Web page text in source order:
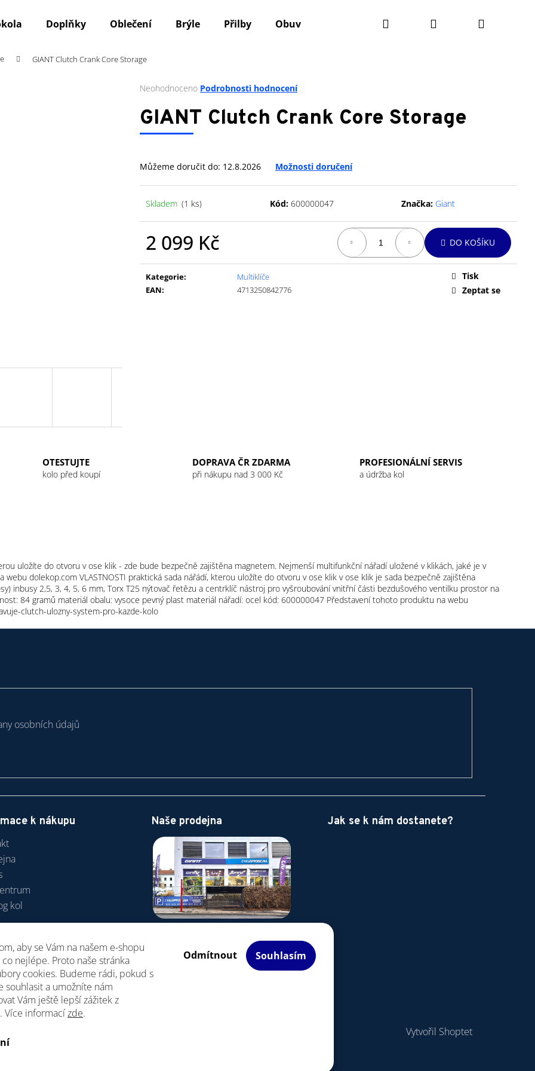
aby se Vám na našem e-shopu
nejlépe. Proto naše stránka
cookies. Budeme rádi, pokud s
souhlasit a umožníte nám
Vám ještě lepší zážitek z
Více informacízde.
Odmítnout Souhlasím
Doplňky Oblečení Brýle Přilby Obuv Výživa Údržba kola
Hledat PřihlášeníNákupní
GIANT Clutch Crank Core Storage
Průměrné
produktu
je
0,0
hvězdiček.
Neohodnoceno Podrobnosti hodnocení
GIANT Clutch Crank Core Storage
Můžeme doručit do: 12.8.2026 Možnosti doručení
Skladem (1 ks) Kód: 600000047 Značka: Giant
2 099 Kč DO KOŠÍKU
Kategorie:
Multiklíče
EAN: 4713250842776
Tisk
Zeptat se
OTESTUJTE
kolo před koupí
DOPRAVA ČR ZDARMA
při nákupu nad 3 000 Kč
PROFESIONÁLNÍ SERVIS
a údržba kol
uložíte do otvoru v ose klik - zde bude bezpečně zajištěna magnetem. Nejmenší multifunkční nářadí uložené v klikách, jaké je v
dolekop.com VLASTNOSTI praktická sada nářádí, kterou uložíte do otvoru v ose klik v ose klik je sada bezpečně zajištěna
inbusy 2,5, 3, 4, 5, 6 mm, Torx T25 nýtovač řetězu a centrklíč nástroj pro vyšroubování vnitřní části bezdušového ventilku prostor na
84 gramů materiál obalu: vysoce pevný plast materiál nářadí: ocel kód: 600000047 Představení tohoto produktu na webu
clutch-ulozny-system-pro-kazde-kolo
Co potřebujete najít?
HLEDAT
Následující
GU ENERGY GEL 32G RASPBERRY
LEMONADE
osobních údajů
k nákupu
kol
podmínky
Naše prodejna Jak se k nám dostanete?
Vytvořil Shoptet